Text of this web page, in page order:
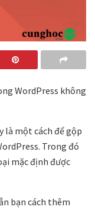
WordPress không
là một cách để gộp
Trong đó
mặc định được
bạn cách thêm